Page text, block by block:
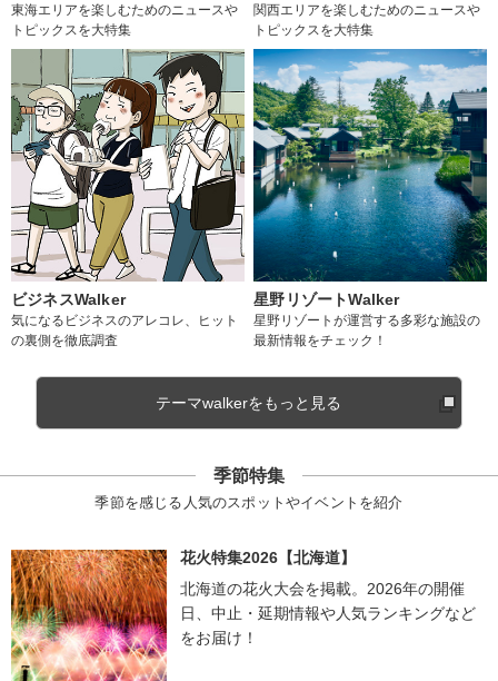
東海エリアを楽しむためのニュースや
トピックスを大特集
関西エリアを楽しむためのニュースや
トピックスを大特集
ビジネスWalker
気になるビジネスのアレコレ、ヒット
の裏側を徹底調査
星野リゾートWalker
星野リゾートが運営する多彩な施設の
最新情報をチェック！
テーマwalkerをもっと見る
季節特集
季節を感じる人気のスポットやイベントを紹介
花火特集2026【北海道】
北海道の花火大会を掲載。2026年の開催
日、中止・延期情報や人気ランキングなど
をお届け！